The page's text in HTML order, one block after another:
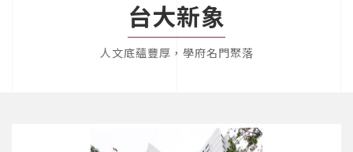
台大新象
人文底蘊豐厚，學府名門聚落